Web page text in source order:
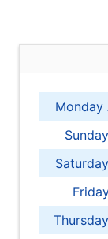
Monday